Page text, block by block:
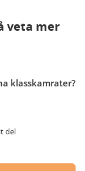
veta mer
klasskamrater?
del